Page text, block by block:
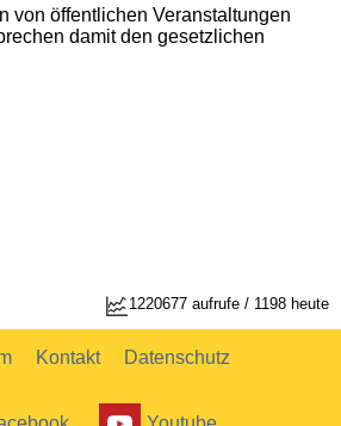
2
2
von öffentlichen Veranstaltungen
damit den gesetzlichen
1220677 aufrufe / 1198 heute
Kontakt Datenschutz